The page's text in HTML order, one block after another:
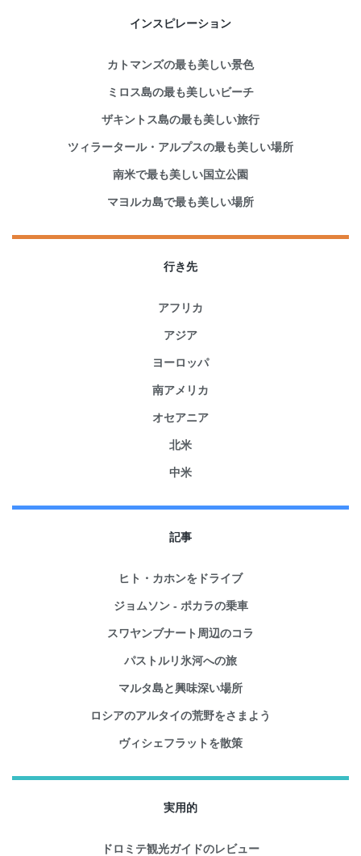
インスピレーション
カトマンズの最も美しい景色
ミロス島の最も美しいビーチ
ザキントス島の最も美しい旅行
ツィラータール・アルプスの最も美しい場所
南米で最も美しい国立公園
マヨルカ島で最も美しい場所
行き先
アフリカ
アジア
ヨーロッパ
南アメリカ
オセアニア
北米
中米
記事
ヒト・カホンをドライブ
ジョムソン - ポカラの乗車
スワヤンブナート周辺のコラ
パストルリ氷河への旅
マルタ島と興味深い場所
ロシアのアルタイの荒野をさまよう
ヴィシェフラットを散策
実用的
ドロミテ観光ガイドのレビュー